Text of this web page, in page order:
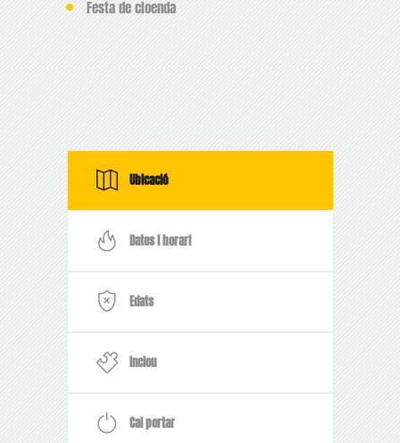
Festa de cloenda
Ubicació
Dates i horari
Edats
Inclou
Cal portar